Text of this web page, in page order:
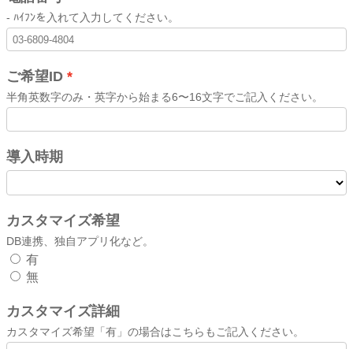
- ﾊｲﾌﾝを入れて入力してください。
ご希望ID
半角英数字のみ・英字から始まる6〜16文字でご記入ください。
導入時期
カスタマイズ希望
DB連携、独自アプリ化など。
有
無
カスタマイズ詳細
カスタマイズ希望「有」の場合はこちらもご記入ください。